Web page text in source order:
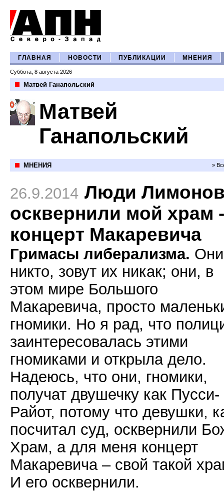
ГЛАВНАЯ НОВОСТИ ПУБЛИКАЦИИ МНЕНИЯ
Суббота, 8 августа 2026
Матвей Ганапольский
Матвей
Ганапольский
МНЕНИЯ »
26.9.2014 Люди
осквернили мой храм -
концерт Макаревича
Гримасы либерализма. Они
никто, зовут их никак; они, в
этом мире Большого
Макаревича, просто
гномики. Но я рад, что
заинтересовалась этими
гномиками и открыла дело.
Надеюсь, что они, гномики,
получат двушечку как Пусси-
Райот, потому что девушки,
посчитал суд, осквернили
Храм, а для меня концерт
Макаревича – свой такой
И его осквернили.